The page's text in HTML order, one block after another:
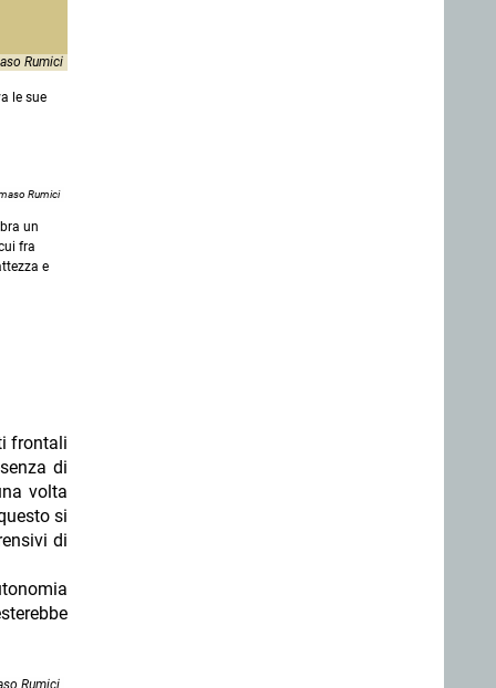
Rumici
le sue
Rumici
un
fra
e
frontali
di
volta
si
di
Rumici